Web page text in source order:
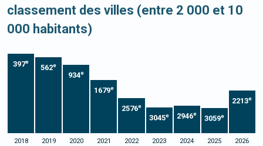
classement des villes (entre 2 000 et 10
000 habitants)
397e
562e
934e
1679e
2576e
3045e 2946e
3059e
2213e
2018 2019 2020 2021 2022 2023 2024 2025 2026